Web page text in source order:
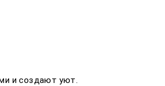
и создают уют.